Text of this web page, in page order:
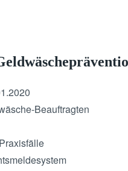
Beauftragten